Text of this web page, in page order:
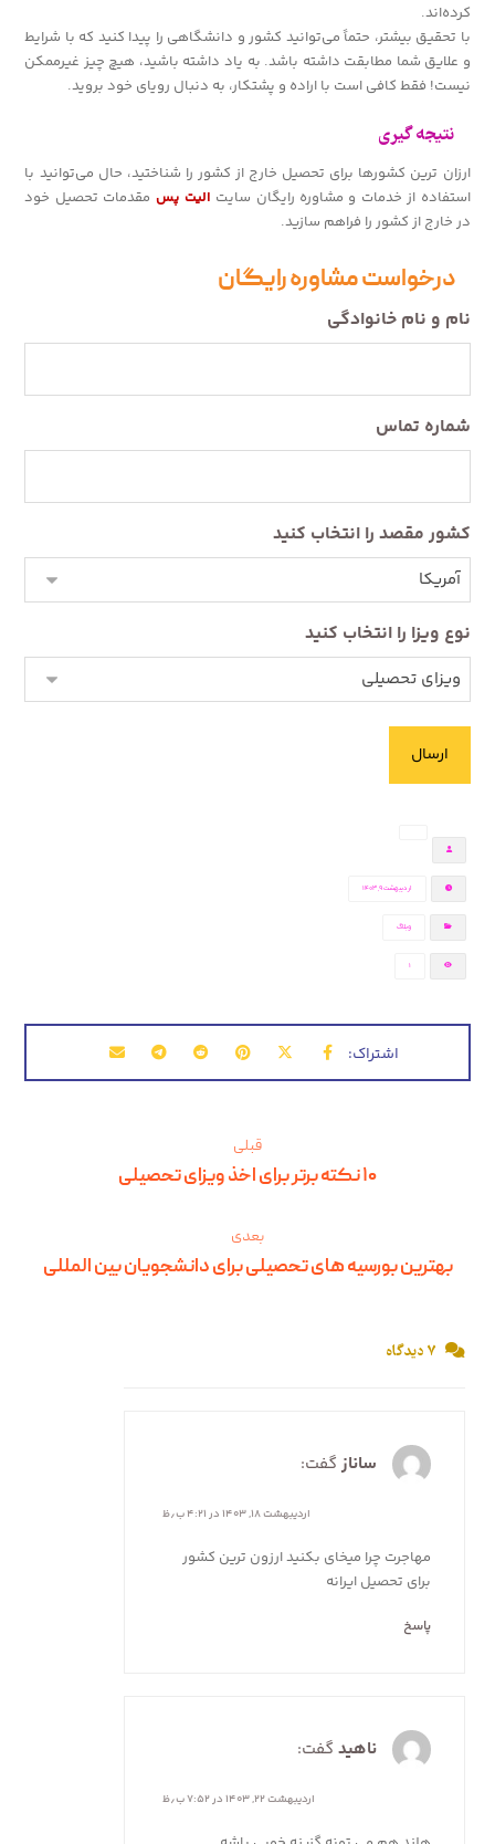
کرده‌اند.
با تحقیق بیشتر، حتماً می‌توانید کشور و دانشگاهی را پیدا کنید که با شرایط
و علایق شما مطابقت داشته باشد. به یاد داشته باشید، هیچ چیز غیرممکن
نیست! فقط کافی است با اراده و پشتکار، به دنبال رویای خود بروید.
نتیجه گیری
ارزان ترین کشورها برای تحصیل خارج از کشور را شناختید، حال می‌توانید با
استفاده از خدمات و مشاوره رایگان سایت الیت پس مقدمات تحصیل خود
در خارج از کشور را فراهم سازید.
درخواست مشاوره رایگان
نام و نام خانوادگی
شماره تماس
کشور مقصد را انتخاب کنید
نوع ویزا را انتخاب کنید
اردیبهشت ۹, ۱۴۰۳
وبلاگ
1
قبلی
۱۰ نکته برتر برای اخذ ویزای تحصیلی
بعدی
بهترین بورسیه‌ های تحصیلی برای دانشجویان بین ‌المللی
۷ دیدگاه
ساناز گفت:
اردیبهشت ۱۸, ۱۴۰۳ در ۴:۲۱ ب٫ظ
مهاجرت چرا میخای بکنید ارزون ترین کشور
برای تحصیل ایرانه
پاسخ
ناهید گفت:
اردیبهشت ۲۲, ۱۴۰۳ در ۷:۵۲ ب٫ظ